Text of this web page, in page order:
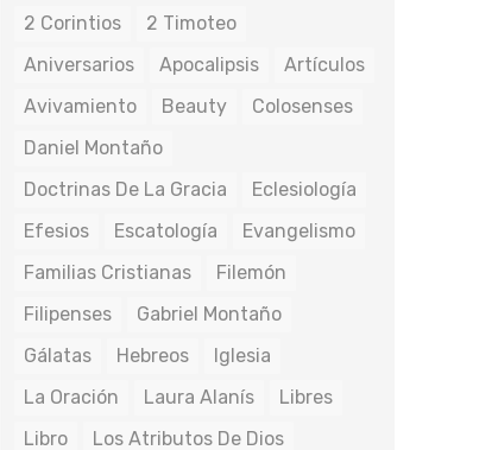
2 Corintios
2 Timoteo
Aniversarios
Apocalipsis
Artículos
Avivamiento
Beauty
Colosenses
Daniel Montaño
Doctrinas De La Gracia
Eclesiología
Efesios
Escatología
Evangelismo
Familias Cristianas
Filemón
Filipenses
Gabriel Montaño
Gálatas
Hebreos
Iglesia
La Oración
Laura Alanís
Libres
Libro
Los Atributos De Dios